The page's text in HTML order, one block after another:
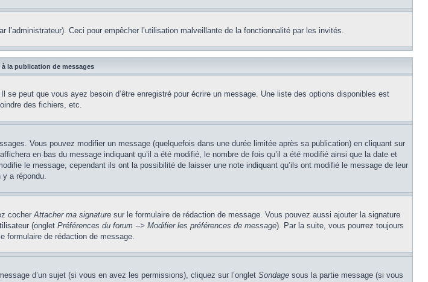
Ceci pour empêcher l’utilisation malveillante de la fonctionnalité par les invités.
à la publication de messages
peut que vous ayez besoin d’être enregistré pour écrire un message. Une liste des options disponibles est
des fichiers, etc.
Vous pouvez modifier un message (quelquefois dans une durée limitée après sa publication) en cliquant sur
en bas du message indiquant qu’il a été modifié, le nombre de fois qu’il a été modifié ainsi que la date et
le message, cependant ils ont la possibilité de laisser une note indiquant qu’ils ont modifié le message de leur
y a répondu.
cocherAttacher ma signature sur le formulaire de rédaction de message. Vous pouvez aussi ajouter la signature
(onglet Préférences du forum --> Modifier les préférences de message). Par la suite, vous pourrez toujours
formulaire de rédaction de message.
d’un sujet (si vous en avez les permissions), cliquez sur l’onglet Sondage sous la partie message (si vous